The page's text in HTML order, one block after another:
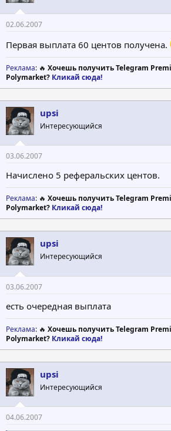
02.06.2007
Первая выплата 60 центов получена.
Реклама: 🔥 Хочешь получить Telegram
Polymarket? Кликай сюда!
upsi
Интересующийся
03.06.2007
Начислено 5 реферальских центов.
Реклама: 🔥 Хочешь получить Telegram
Polymarket? Кликай сюда!
upsi
Интересующийся
03.06.2007
есть очередная выплата
Реклама: 🔥 Хочешь получить Telegram
Polymarket? Кликай сюда!
upsi
Интересующийся
04.06.2007